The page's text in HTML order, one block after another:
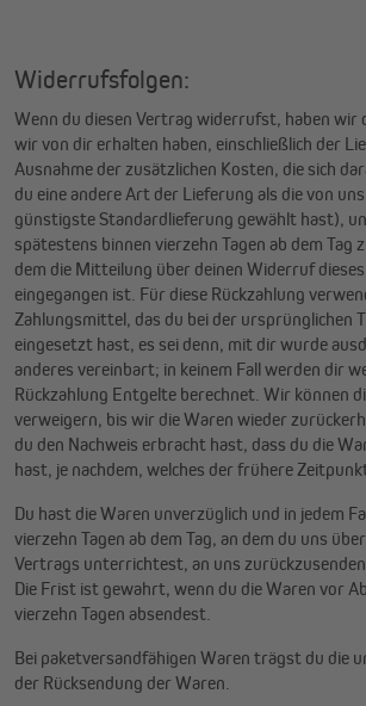
Widerrufsfolgen:
Wenn du diesen Vertrag widerrufst, haben wir
wir von dir erhalten haben, einschließlich der
Ausnahme der zusätzlichen Kosten, die sich
du eine andere Art der Lieferung als die von
günstigste Standardlieferung gewählt hast),
spätestens binnen vierzehn Tagen ab dem Tag
dem die Mitteilung über deinen Widerruf
eingegangen ist. Für diese Rückzahlung
Zahlungsmittel, das du bei der ursprünglichen
eingesetzt hast, es sei denn, mit dir wurde
anderes vereinbart; in keinem Fall werden dir
Rückzahlung Entgelte berechnet. Wir können
verweigern, bis wir die Waren wieder
du den Nachweis erbracht hast, dass du die
hast, je nachdem, welches der frühere
Du hast die Waren unverzüglich und in jedem
vierzehn Tagen ab dem Tag, an dem du uns
Vertrags unterrichtest, an uns
Die Frist ist gewahrt, wenn du die Waren vor
vierzehn Tagen absendest.
Bei paketversandfähigen Waren trägst du die
der Rücksendung der Waren.